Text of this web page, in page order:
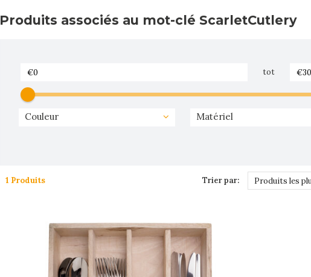
Produits associés au mot-clé ScarletCutlery
tot
Couleur Matériel
1 Produits Trier par: Produits les